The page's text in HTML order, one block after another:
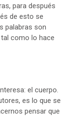
para después
de esto se
palabras son
como lo hace
el cuerpo.
es lo que se
pensar que